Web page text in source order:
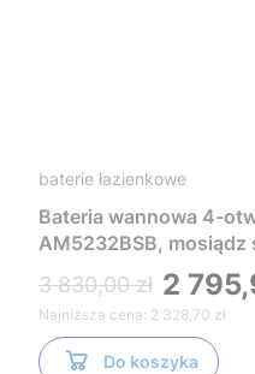
baterie łazienkowe
Bateria wannowa 4-
AM5232BSB,
3 830,00 zł 2
Najniższa cena: 2 328,70 zł
Do koszyka